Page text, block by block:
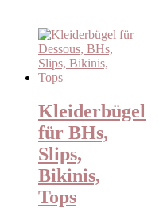
Kleiderbügel
für BHs,
Slips,
Bikinis,
Tops